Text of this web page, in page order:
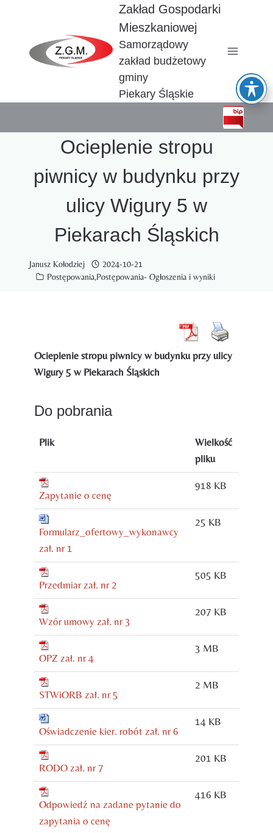
Zakład Gospodarki
Mieszkaniowej
Samorządowy
zakład budżetowy
gminy
Piekary Śląskie
Ocieplenie stropu
piwnicy w budynku przy
ulicy Wigury 5 w
Piekarach Śląskich
Janusz Kołodziej
2024-10-21
Postępowania,Postępowania- Ogłoszenia i wyniki
Ocieplenie stropu piwnicy w budynku przy ulicy
Wigury 5 w Piekarach Śląskich
Do pobrania
Plik
Wielkość
pliku
Zapytanie o cenę
918 KB
Formularz_ofertowy_wykonawcy
zał. nr 1
25 KB
Przedmiar zał. nr 2
505 KB
Wzór umowy zał. nr 3
207 KB
OPZ zał. nr 4
3 MB
STWiORB zał. nr 5
2 MB
Oświadczenie kier. robót zał. nr 6
14 KB
RODO zał. nr 7
201 KB
Odpowiedź na zadane pytanie do
zapytania o cenę
416 KB